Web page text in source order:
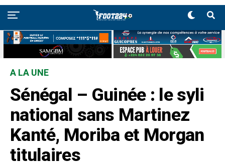
A LA UNE
Sénégal – Guinée : le syli
national sans Martinez
Kanté, Moriba et Morgan
titulaires